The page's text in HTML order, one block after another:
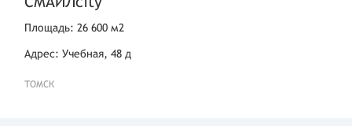
Площадь: 26 600 м2
Адрес: Учебная, 48 д
ТОМСК